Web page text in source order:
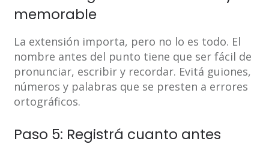
memorable
La extensión importa, pero no lo es todo. El
nombre antes del punto tiene que ser fácil de
pronunciar, escribir y recordar. Evitá guiones,
números y palabras que se presten a errores
ortográficos.
Paso 5: Registrá cuanto antes